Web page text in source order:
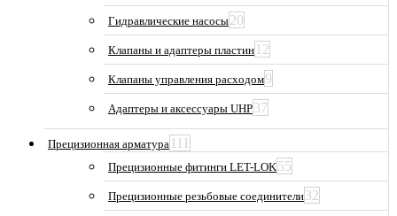
Гидравлические насосы20
Клапаны и адаптеры пластин 12
Клапаны управления расходом9
Адаптеры и аксессуары UHP37
Прецизионная арматура 111
Прецизионные фитинги LET-LOK55
Прецизионные резьбовые соединители32